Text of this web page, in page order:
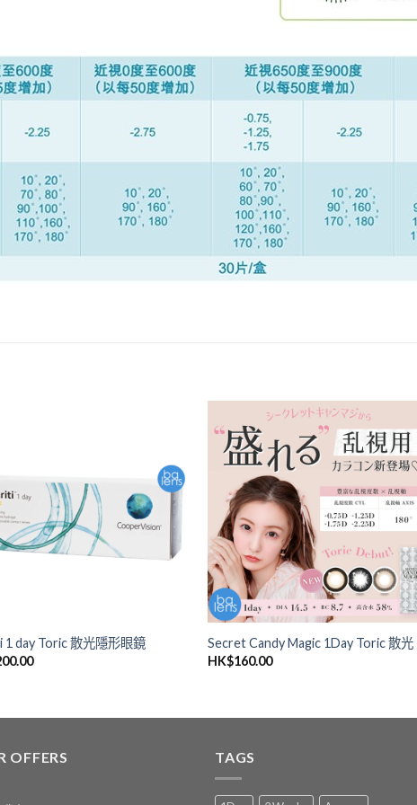
到喜
愛清
單
1 day Toric 散光隱形眼鏡
添加
到喜
愛清
單
Secret Candy Magic 1Day Toric 散光
HK$160.00
OFFERS TAGS